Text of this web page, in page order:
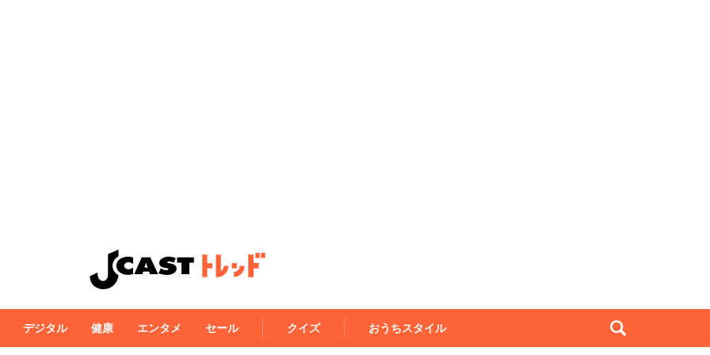
デジタル 健康 エンタメ セール クイズ おうちスタイル